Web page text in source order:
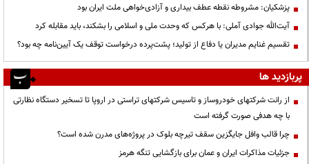
پزشکیان: مشروطه نقطه عطف بیداری و آزادی‌خواهی ملت ایران بود
آیت‌الله جوادی آملی: با هرکس که وحدت ملی و اسلامی را بشکند، باید مقابله کرد
تقسیم غنایم مدیران یا دفاع از تولید؛ پشت‌پرده درخواست توقف یک آیین‌نامه چه بود؟
پربازدید ها
از رانت‌ شرکتهای خودروساز و تاسیس شرکتهای تراستی در اروپا تا تسخیر دستگاه نظارتی
با چه هدفی صورت گرفته است
چرا قالب وافل جایگزین سقف تیرچه بلوک در پروژه‌های مدرن شده است؟
جزئیات مذاکرات ایران و عمان برای بازگشایی تنگه هرمز